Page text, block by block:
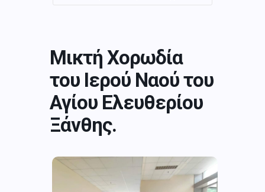
Μικτή Χορωδία
του Ιερού Ναού του
Αγίου Ελευθερίου
Ξάνθης.